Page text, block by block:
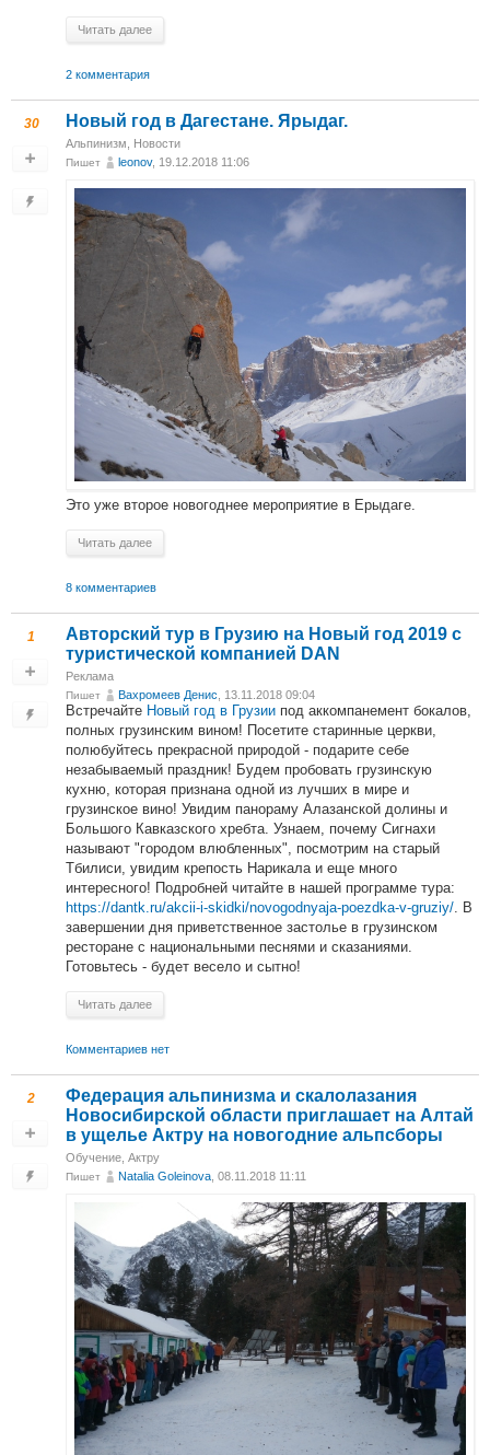
Читать далее
2 комментария
30 Новый год в Дагестане. Ярыдаг.
Альпинизм Новости
Пишет leonov, 19.12.2018 11:06
Это уже второе новогоднее мероприятие в Ерыдаге.
Читать далее
8 комментариев
1
Авторский тур в Грузию на Новый год 2019 с
туристической компанией DAN
Реклама
Пишет Вахромеев Денис, 13.11.2018 09:04
Встречайте Новый год в Грузии под аккомпанемент бокалов,
полных грузинским вином! Посетите старинные церкви,
полюбуйтесь прекрасной природой - подарите себе
незабываемый праздник! Будем пробовать грузинскую
кухню, которая признана одной из лучших в мире и
грузинское вино! Увидим панораму Алазанской долины и
Большого Кавказского хребта. Узнаем, почему Сигнахи
называют "городом влюбленных", посмотрим на старый
Тбилиси, увидим крепость Нарикала и еще много
интересного! Подробней читайте в нашей программе тура:
https://dantk.ru/akcii-i-skidki/novogodnyaja-poezdka-v-gruziy/. В
завершении дня приветственное застолье в грузинском
ресторане с национальными песнями и сказаниями.
Готовьтесь - будет весело и сытно!
Читать далее
Комментариев нет
2
Федерация альпинизма и скалолазания
Новосибирской области приглашает на Алтай
в ущелье Актру на новогодние альпсборы
Обучение, Актру
Пишет Natalia Goleinova, 08.11.2018 11:11